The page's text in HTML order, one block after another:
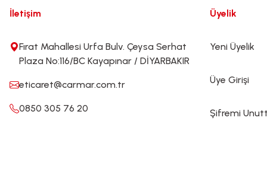
İletişim
Fırat Mahallesi Urfa Bulv. Çeysa Serhat
Plaza No:116/BC Kayapınar / DİYARBAKIR
eticaret@carmar.com.tr
0850 305 76 20
Üyelik
Yeni Üyelik
Üye Girişi
Şifremi